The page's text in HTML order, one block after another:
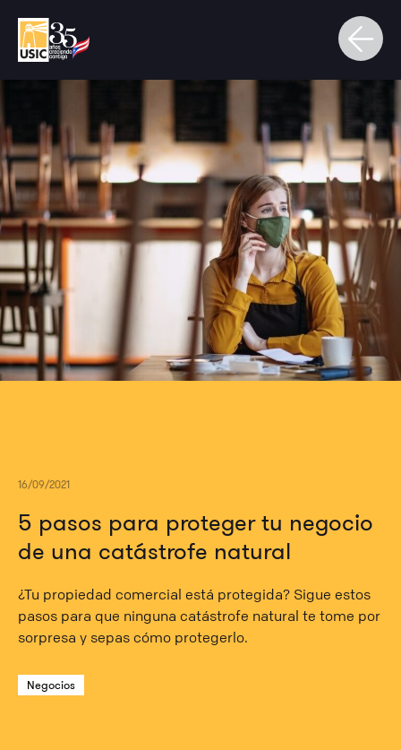
16/09/2021
5 pasos para proteger tu negocio
de una catástrofe natural
¿Tu propiedad comercial está protegida? Sigue estos
pasos para que ninguna catástrofe natural te tome por
sorpresa y sepas cómo protegerlo.
Negocios